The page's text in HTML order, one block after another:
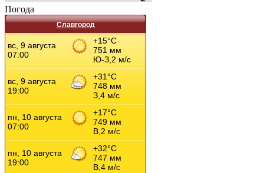
Погода
Славгород